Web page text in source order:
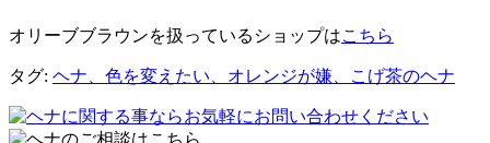
オリーブブラウンを扱っているショップはこちら
タグ: ヘナ、色を変えたい、オレンジが嫌、こげ茶のヘナ